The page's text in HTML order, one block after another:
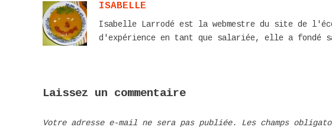
ISABELLE
Isabelle Larrodé est la webmestre du site de
d'expérience en tant que salariée, elle a fondé
Laissez un commentaire
Votre adresse e-mail ne sera pas publiée. Les champs